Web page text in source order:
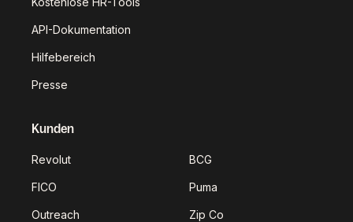
API-Dokumentation
Hilfebereich
Presse
Kunden
Revolut BCG
FICO Puma
Outreach Zip Co